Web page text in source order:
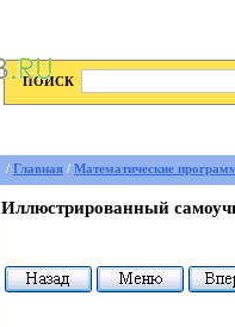
ПОИСК
/ Главная / Математические
Иллюстрированный